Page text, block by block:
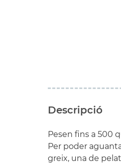
Descripció
Pesen fins a 500
Per poder
greix, una de